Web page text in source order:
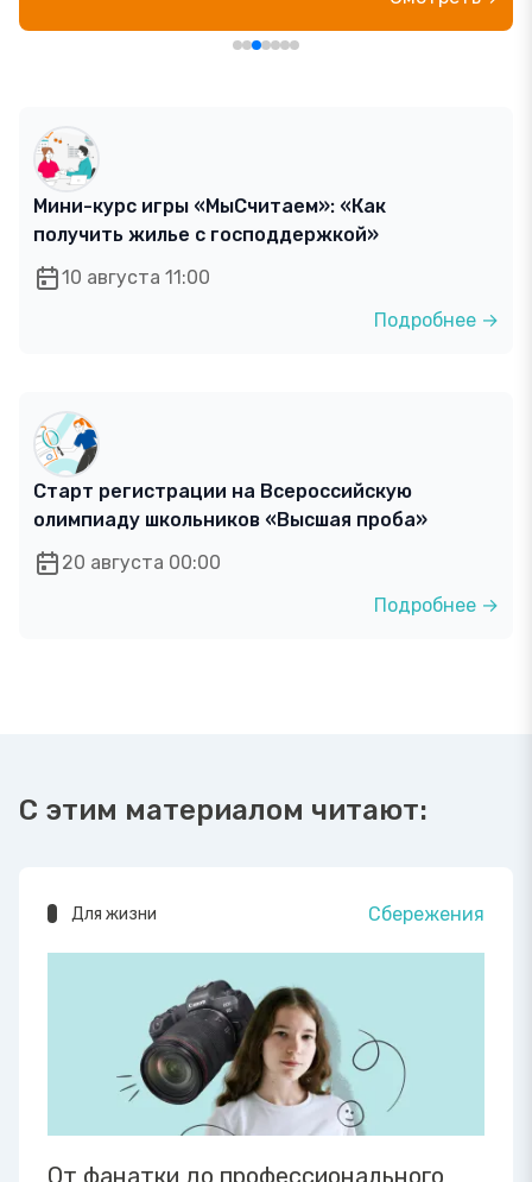
Мини-курс игры «МыСчитаем»: «Как
получить жилье с господдержкой»
10 августа 11:00
Подробнее →
Старт регистрации на Всероссийскую
олимпиаду школьников «Высшая проба»
20 августа 00:00
Подробнее →
С этим материалом читают:
Для жизни Сбережения
От фанатки до профессионального